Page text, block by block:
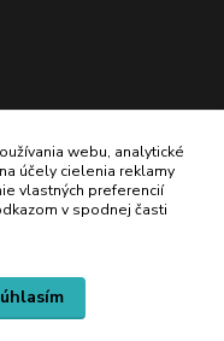
webu, analytické
účely cielenia reklamy
vlastných preferencií
v spodnej časti